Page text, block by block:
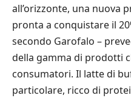
all’orizzonte, una nuova
pronta a conquistare il
secondo Garofalo –
della gamma di prodotti
consumatori. Il latte di
particolare, ricco di